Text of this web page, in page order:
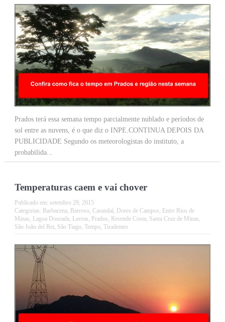
Prados terá essa semana tempo parcialmente nublado e períodos de
sol entre as nuvens, é o que diz o INPE.CONTINUA DEPOIS DA
PUBLICIDADE Segundo os meteorologistas do instituto, a
probabilida...
Temperaturas caem e vai chover
Publicado em: setembro 29, 2015
Categorias: Barbacena, Barroso, Carandaí, Dores de Campos Entre Rios de
Minas Lagoa Dourada, Lavras Prados Resende Costa, Santa Cruz de Minas
São João del Rei São Tiago, Tempo, Tiradentes